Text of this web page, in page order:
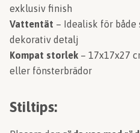
exklusiv finish
Vattentät – Idealisk för
dekorativ detalj
Kompat storlek – 17x17x27
eller fönsterbrädor
Stiltips: